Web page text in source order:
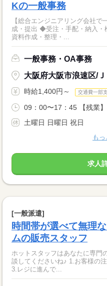
Kの一般事務
【総合エンジニアリング会社
成・提出 ◆受注・手配・納入
資料作成・整理・...
一般事務・OA事務
大阪府大阪市浪速区/
時給1,400円～ 交通費一部
09：00〜17：45 【残業
土曜日 日曜日 祝日
も
求人
[一般派遣]
時間帯が選べて無理
ムの販売スタッフ
ホットスタッフはあなたに専門
談してくださいね♪ 1.お客様の注文を聞きます 2.アイスを準備します
3.レジに進んで...